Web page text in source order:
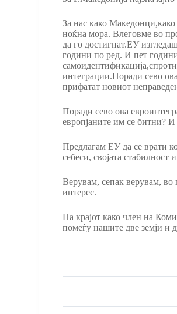
За нас како
ноќна мора. Влеговме во
да го достигнат.ЕУ
години по ред. И пет
интеграции.Поради сево
прифатат новиот
Поради сево ова
европјаните им се битни?
Предлагам ЕУ да се врати
себеси, својата
Верувам, сепак верувам, во
интерес.
На крајот како член на
помеѓу нашите две земји и